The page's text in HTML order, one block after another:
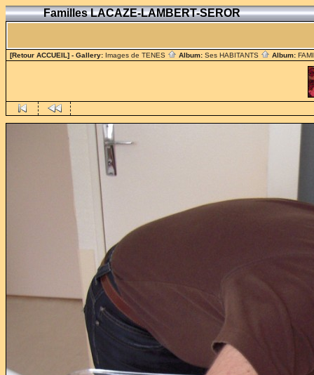
Familles LACAZE-LAMBERT-SEROR
[Retour ACCUEIL] - Gallery: Images de TENES Album: Ses HABITANTS Album: